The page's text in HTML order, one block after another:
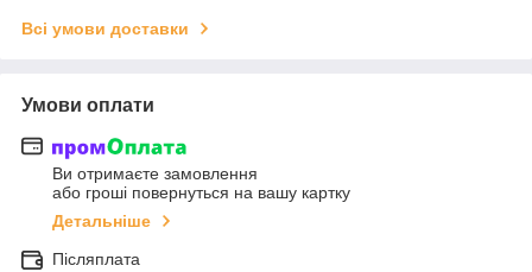
Всі умови доставки
Умови оплати
Ви отримаєте замовлення
або гроші повернуться на вашу картку
Детальніше
Післяплата